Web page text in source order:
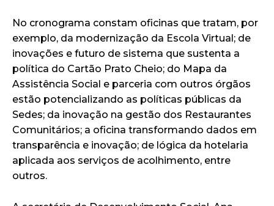
No cronograma constam oficinas que tratam, por
exemplo, da modernização da Escola Virtual; de
inovações e futuro de sistema que sustenta a
política do Cartão Prato Cheio; do Mapa da
Assistência Social e parceria com outros órgãos
estão potencializando as políticas públicas da
Sedes; da inovação na gestão dos Restaurantes
Comunitários; a oficina transformando dados em
transparência e inovação; de lógica da hotelaria
aplicada aos serviços de acolhimento, entre
outros.